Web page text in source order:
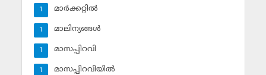
മാര്‍ക്കറ്റില്‍
1
മാലിന്യങ്ങള്‍
1
മാസപ്പിറവി
1
മാസപ്പിറവിയില്‍
1